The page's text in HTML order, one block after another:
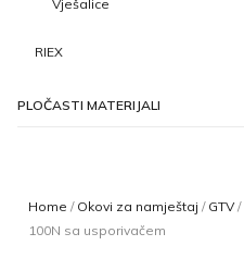
Vješalice
RIEX
PLOČASTI MATERIJALI
Home / Okovi za namještaj / GTV/
100N sa usporivačem